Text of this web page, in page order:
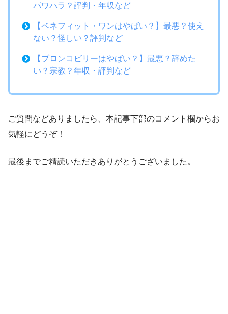
パワハラ？評判・年収など
【ベネフィット・ワンはやばい？】最悪？使え
ない？怪しい？評判など
【ブロンコビリーはやばい？】最悪？辞めた
い？宗教？年収・評判など
ご質問などありましたら、本記事下部のコメント欄からお
気軽にどうぞ！
最後までご精読いただきありがとうございました。